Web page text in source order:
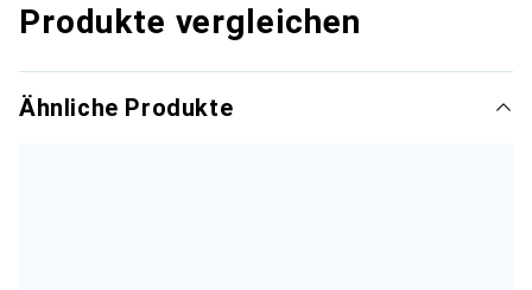
Produkte vergleichen
Ähnliche Produkte